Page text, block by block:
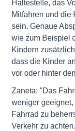
Haltestelle, das
Mitfahren und die
sein. Genaue
wie zum Beispiel
Kindern
dass die Kinder
vor oder hinter
Zaneta: "Das
weniger geeignet,
Fahrrad zu
Verkehr zu